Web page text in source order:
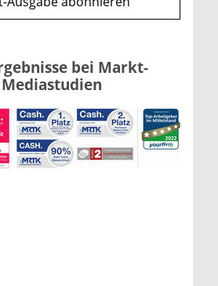
bei Markt-
Mediastudien